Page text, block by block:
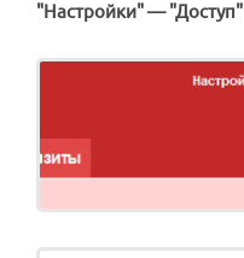
"Настройки" — "Доступ"